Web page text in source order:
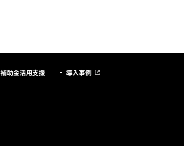
補助金活用支援 導入事例